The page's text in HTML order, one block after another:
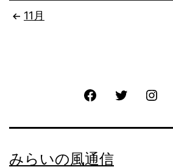
11月
FacebookTwitter
みらいの風通信